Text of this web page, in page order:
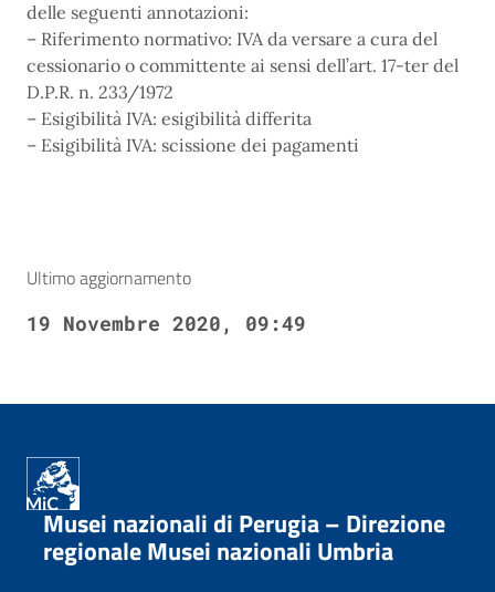
delle seguenti annotazioni:
– Riferimento normativo: IVA da versare a cura del
cessionario o committente ai sensi dell’art. 17-ter del
D.P.R. n. 233/1972
– Esigibilità IVA: esigibilità differita
– Esigibilità IVA: scissione dei pagamenti
Ultimo aggiornamento
19 Novembre 2020, 09:49
Musei nazionali di Perugia – Direzione
regionale Musei nazionali Umbria